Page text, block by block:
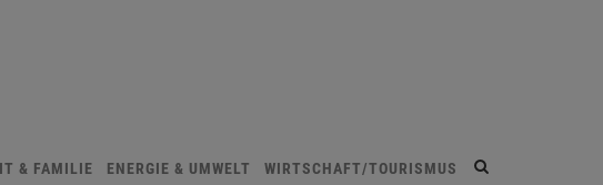
Site
& FAMILIE ENERGIE & UMWELT WIRTSCHAFT/TOURISMUS